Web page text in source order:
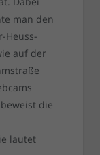
man den
Heuss-
auf der
die
lautet